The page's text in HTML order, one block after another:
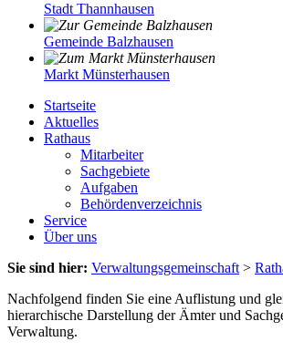
Stadt Thannhausen
Gemeinde Balzhausen
Markt Münsterhausen
Startseite
Aktuelles
Rathaus
Mitarbeiter
Sachgebiete
Aufgaben
Behördenverzeichnis
Service
Über uns
Sie sind hier: Verwaltungsgemeinschaft >
Nachfolgend finden Sie eine Auflistung und
hierarchische Darstellung der Ämter und
Verwaltung.